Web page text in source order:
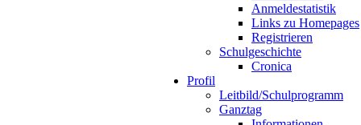
Anmeldestatistik
Links zu Homepages
Registrieren
Schulgeschichte
Cronica
Profil
Leitbild/Schulprogramm
Ganztag